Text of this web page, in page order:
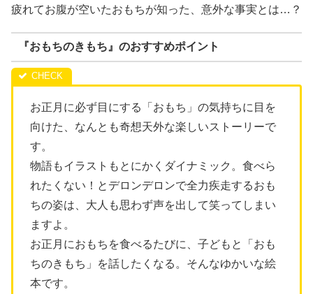
疲れてお腹が空いたおもちが知った、意外な事実とは…？
『おもちのきもち』のおすすめポイント
お正月に必ず目にする「おもち」の気持ちに目を
向けた、なんとも奇想天外な楽しいストーリーで
す。
物語もイラストもとにかくダイナミック。食べら
れたくない！とデロンデロンで全力疾走するおも
ちの姿は、大人も思わず声を出して笑ってしまい
ますよ。
お正月におもちを食べるたびに、子どもと「おも
ちのきもち」を話したくなる。そんなゆかいな絵
本です。